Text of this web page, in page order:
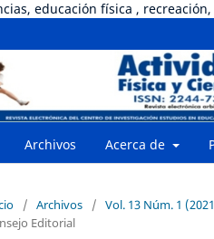
educación física ,
Archivos Acerca de
/ Archivos / Vol. 13 Núm. 1
Editorial